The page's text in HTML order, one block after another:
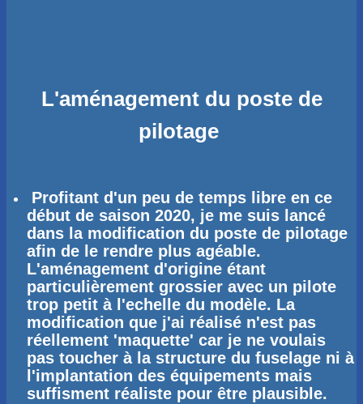
L'aménagement du poste de
pilotage
Profitant d'un peu de temps libre en ce
début de saison 2020, je me suis lancé
dans la modification du poste de pilotage
afin de le rendre plus agéable.
L'aménagement d'origine étant
particulièrement grossier avec un pilote
trop petit à l'echelle du modèle. La
modification que j'ai réalisé n'est pas
réellement 'maquette' car je ne voulais
pas toucher à la structure du fuselage ni à
l'implantation des équipements mais
suffisment réaliste pour être plausible.